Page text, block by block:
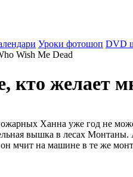
Уроки фотошоп DVD
кто желает
Ханна уже год не
вышка в лесах
мчит на машине в те же